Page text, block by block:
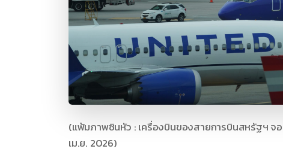
(แฟ้มภาพซินหัว : เครื่องบินของสายการบินสหรัฐฯ จ
เม.ย. 2026)